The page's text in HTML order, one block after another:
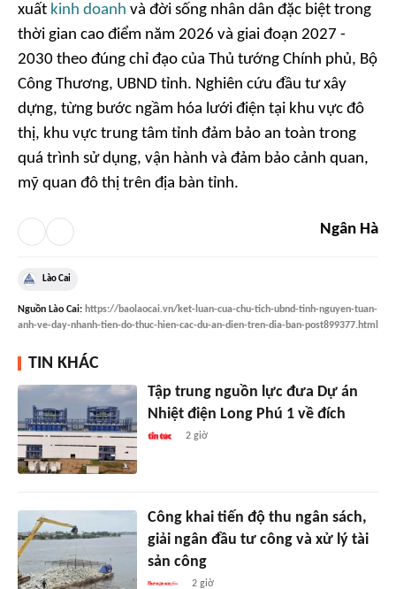
xuất kinh doanh và đời sống nhân dân đặc biệt trong
thời gian cao điểm năm 2026 và giai đoạn 2027 -
2030 theo đúng chỉ đạo của Thủ tướng Chính phủ, Bộ
Công Thương, UBND tỉnh. Nghiên cứu đầu tư xây
dựng, từng bước ngầm hóa lưới điện tại khu vực đô
thị, khu vực trung tâm tỉnh đảm bảo an toàn trong
quá trình sử dụng, vận hành và đảm bảo cảnh quan,
mỹ quan đô thị trên địa bàn tỉnh.
Ngân Hà
Lào Cai
Nguồn Lào Cai: https://baolaocai.vn/ket-luan-cua-chu-tich-ubnd-tinh-nguyen-tuan-
anh-ve-day-nhanh-tien-do-thuc-hien-cac-du-an-dien-tren-dia-ban-post899377.html
TIN KHÁC
Tập trung nguồn lực đưa Dự án
Nhiệt điện Long Phú 1 về đích
2 giờ
Công khai tiến độ thu ngân sách,
giải ngân đầu tư công và xử lý tài
sản công
2 giờ